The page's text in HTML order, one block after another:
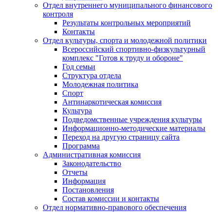
Отдел внутреннего муниципального финансового
контроля
Результаты контрольных мероприятий
Контакты
Отдел культуры, спорта и молодежной политики
Всероссийский спортивно-физкультурный
комплекс "Готов к труду и обороне"
Год семьи
Структура отдела
Молодежная политика
Спорт
Антинаркотическая комиссия
Культура
Подведомственные учреждения культуры
Информационно-методические материалы
Переход на другую страницу сайта
Программа
Административная комиссия
Законодательство
Отчеты
Информация
Постановления
Состав комиссии и контакты
Отдел нормативно-правового обеспечения